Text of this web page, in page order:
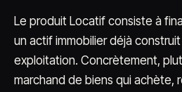
Le produit Locatif consiste à
un actif immobilier déjà
exploitation. Concrètement,
marchand de biens qui achète,